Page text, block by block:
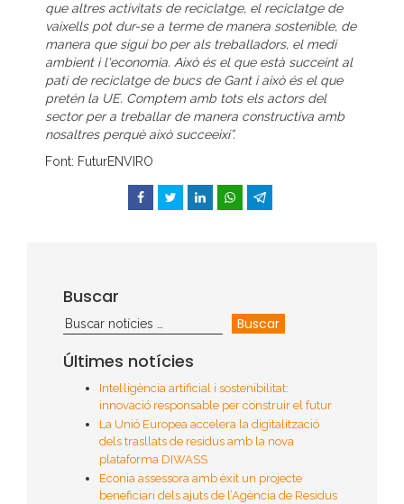
que altres activitats de reciclatge, el reciclatge de
vaixells pot dur-se a terme de manera sostenible, de
manera que sigui bo per als treballadors, el medi
ambient i l'economia. Això és el que està succeint al
pati de reciclatge de bucs de Gant i això és el que
pretén la UE. Comptem amb tots els actors del
sector per a treballar de manera constructiva amb
nosaltres perquè això succeeixi”.
Font: FuturENVIRO
Facebook
Twitter LinkedInWhatsApp
Buscar
Últimes notícies
Intel·ligència artificial i sostenibilitat:
innovació responsable per construir el futur
La Unió Europea accelera la digitalització
dels trasllats de residus amb la nova
plataforma DIWASS
Econia assessora amb èxit un projecte
beneficiari dels ajuts de l’Agència de Residus